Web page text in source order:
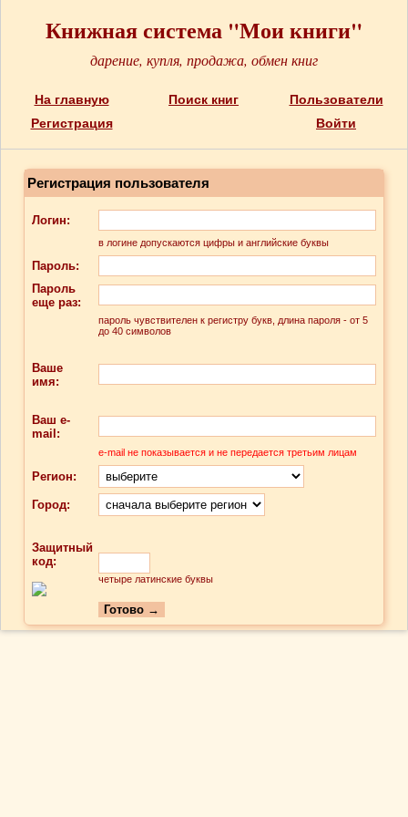
Книжная система "Мои книги"
дарение, купля, продажа, обмен книг
На главную Поиск книг
Пользователи
Регистрация
Войти
Регистрация пользователя
Логин:
в логине допускаются цифры и английские буквы
Пароль:
Пароль
еще раз:
пароль чувствителен к регистру букв, длина пароля - от 5
до 40 символов
Ваше
имя:
Ваш e-
mail:
e-mail не показывается и не передается третьим лицам
Регион:
Город:
Защитный
код:
четыре латинские буквы